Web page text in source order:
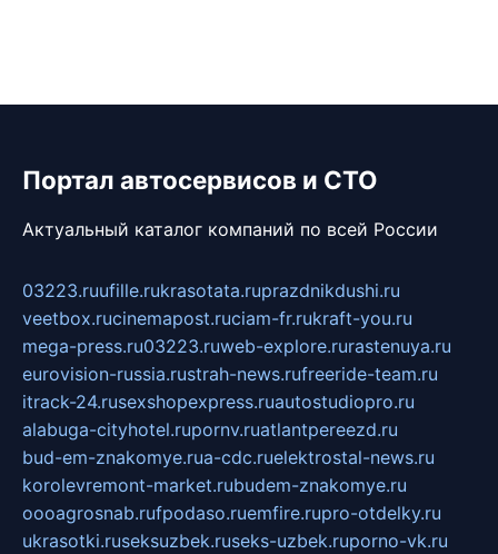
Портал автосервисов и СТО
Актуальный каталог компаний по всей России
03223.ruufille.rukrasotata.ruprazdnikdushi.ru
veetbox.rucinemapost.ruciam-fr.rukraft-you.ru
mega-press.ru03223.ruweb-explore.rurastenuya.ru
eurovision-russia.rustrah-news.rufreeride-team.ru
itrack-24.rusexshopexpress.ruautostudiopro.ru
alabuga-cityhotel.rupornv.ruatlantpereezd.ru
bud-em-znakomye.rua-cdc.ruelektrostal-news.ru
korolevremont-market.rubudem-znakomye.ru
oooagrosnab.rufpodaso.ruemfire.rupro-otdelky.ru
ukrasotki.ruseksuzbek.ruseks-uzbek.ruporno-vk.ru